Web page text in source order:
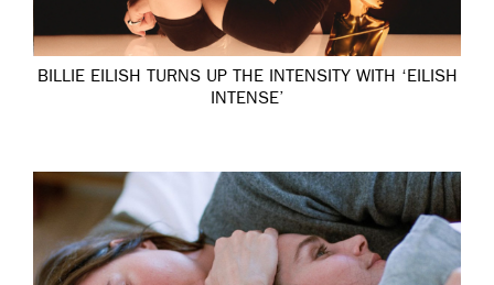
BILLIE EILISH TURNS UP THE INTENSITY WITH ‘EILISH
INTENSE’